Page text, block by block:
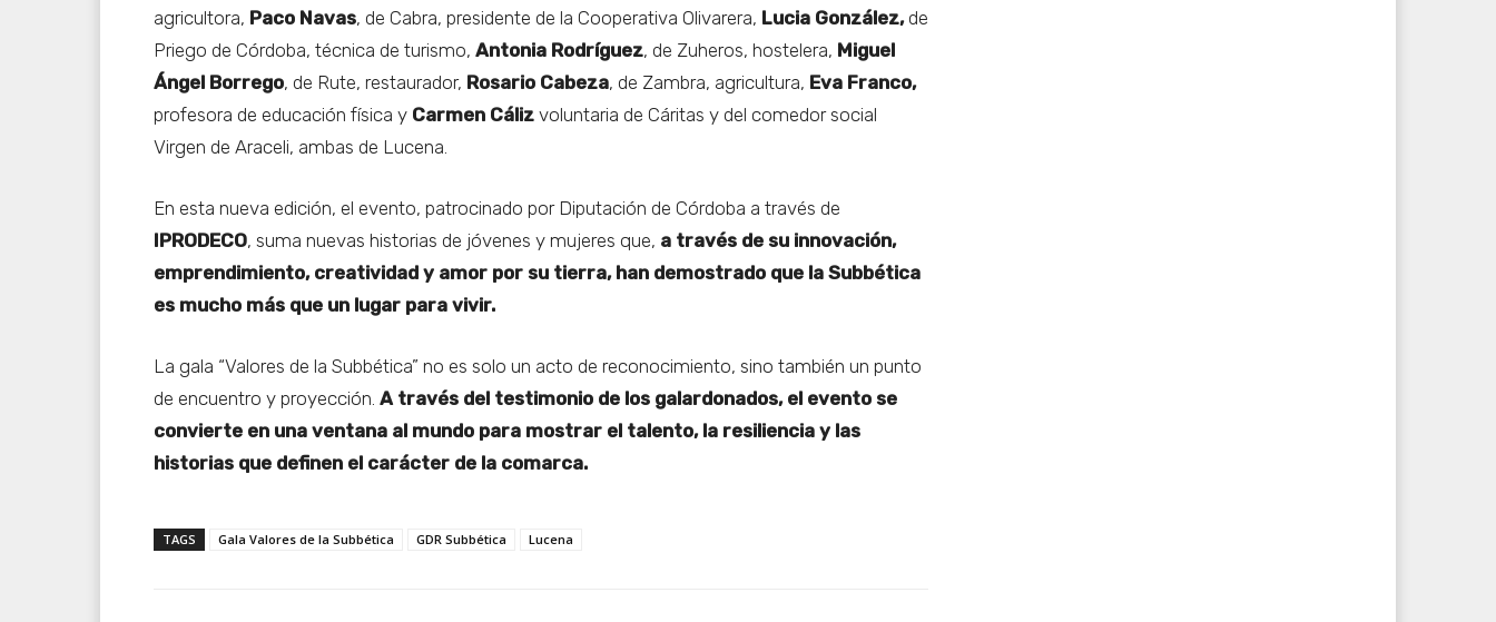
agricultora, Paco Navas, de Cabra, presidente de la Cooperativa Olivarera, Lucia González,de
Priego de Córdoba, técnica de turismo, Antonia Rodríguez, de Zuheros, hostelera, Miguel
Ángel Borrego, de Rute, restaurador, Rosario Cabeza, de Zambra, agricultura, Eva Franco,
profesora de educación física y Carmen Cáliz voluntaria de Cáritas y del comedor social
Virgen de Araceli, ambas de Lucena.
En esta nueva edición, el evento, patrocinado por Diputación de Córdoba a través de
IPRODECO, suma nuevas historias de jóvenes y mujeres que, a través de su innovación,
emprendimiento, creatividad y amor por su tierra, han demostrado que la Subbética
es mucho más que un lugar para vivir.
La gala “Valores de la Subbética” no es solo un acto de reconocimiento, sino también un punto
de encuentro y proyección. A través del testimonio de los galardonados, el evento se
convierte en una ventana al mundo para mostrar el talento, la resiliencia y las
historias que definen el carácter de la comarca.
TAGS Gala Valores de la Subbética GDR Subbética Lucena